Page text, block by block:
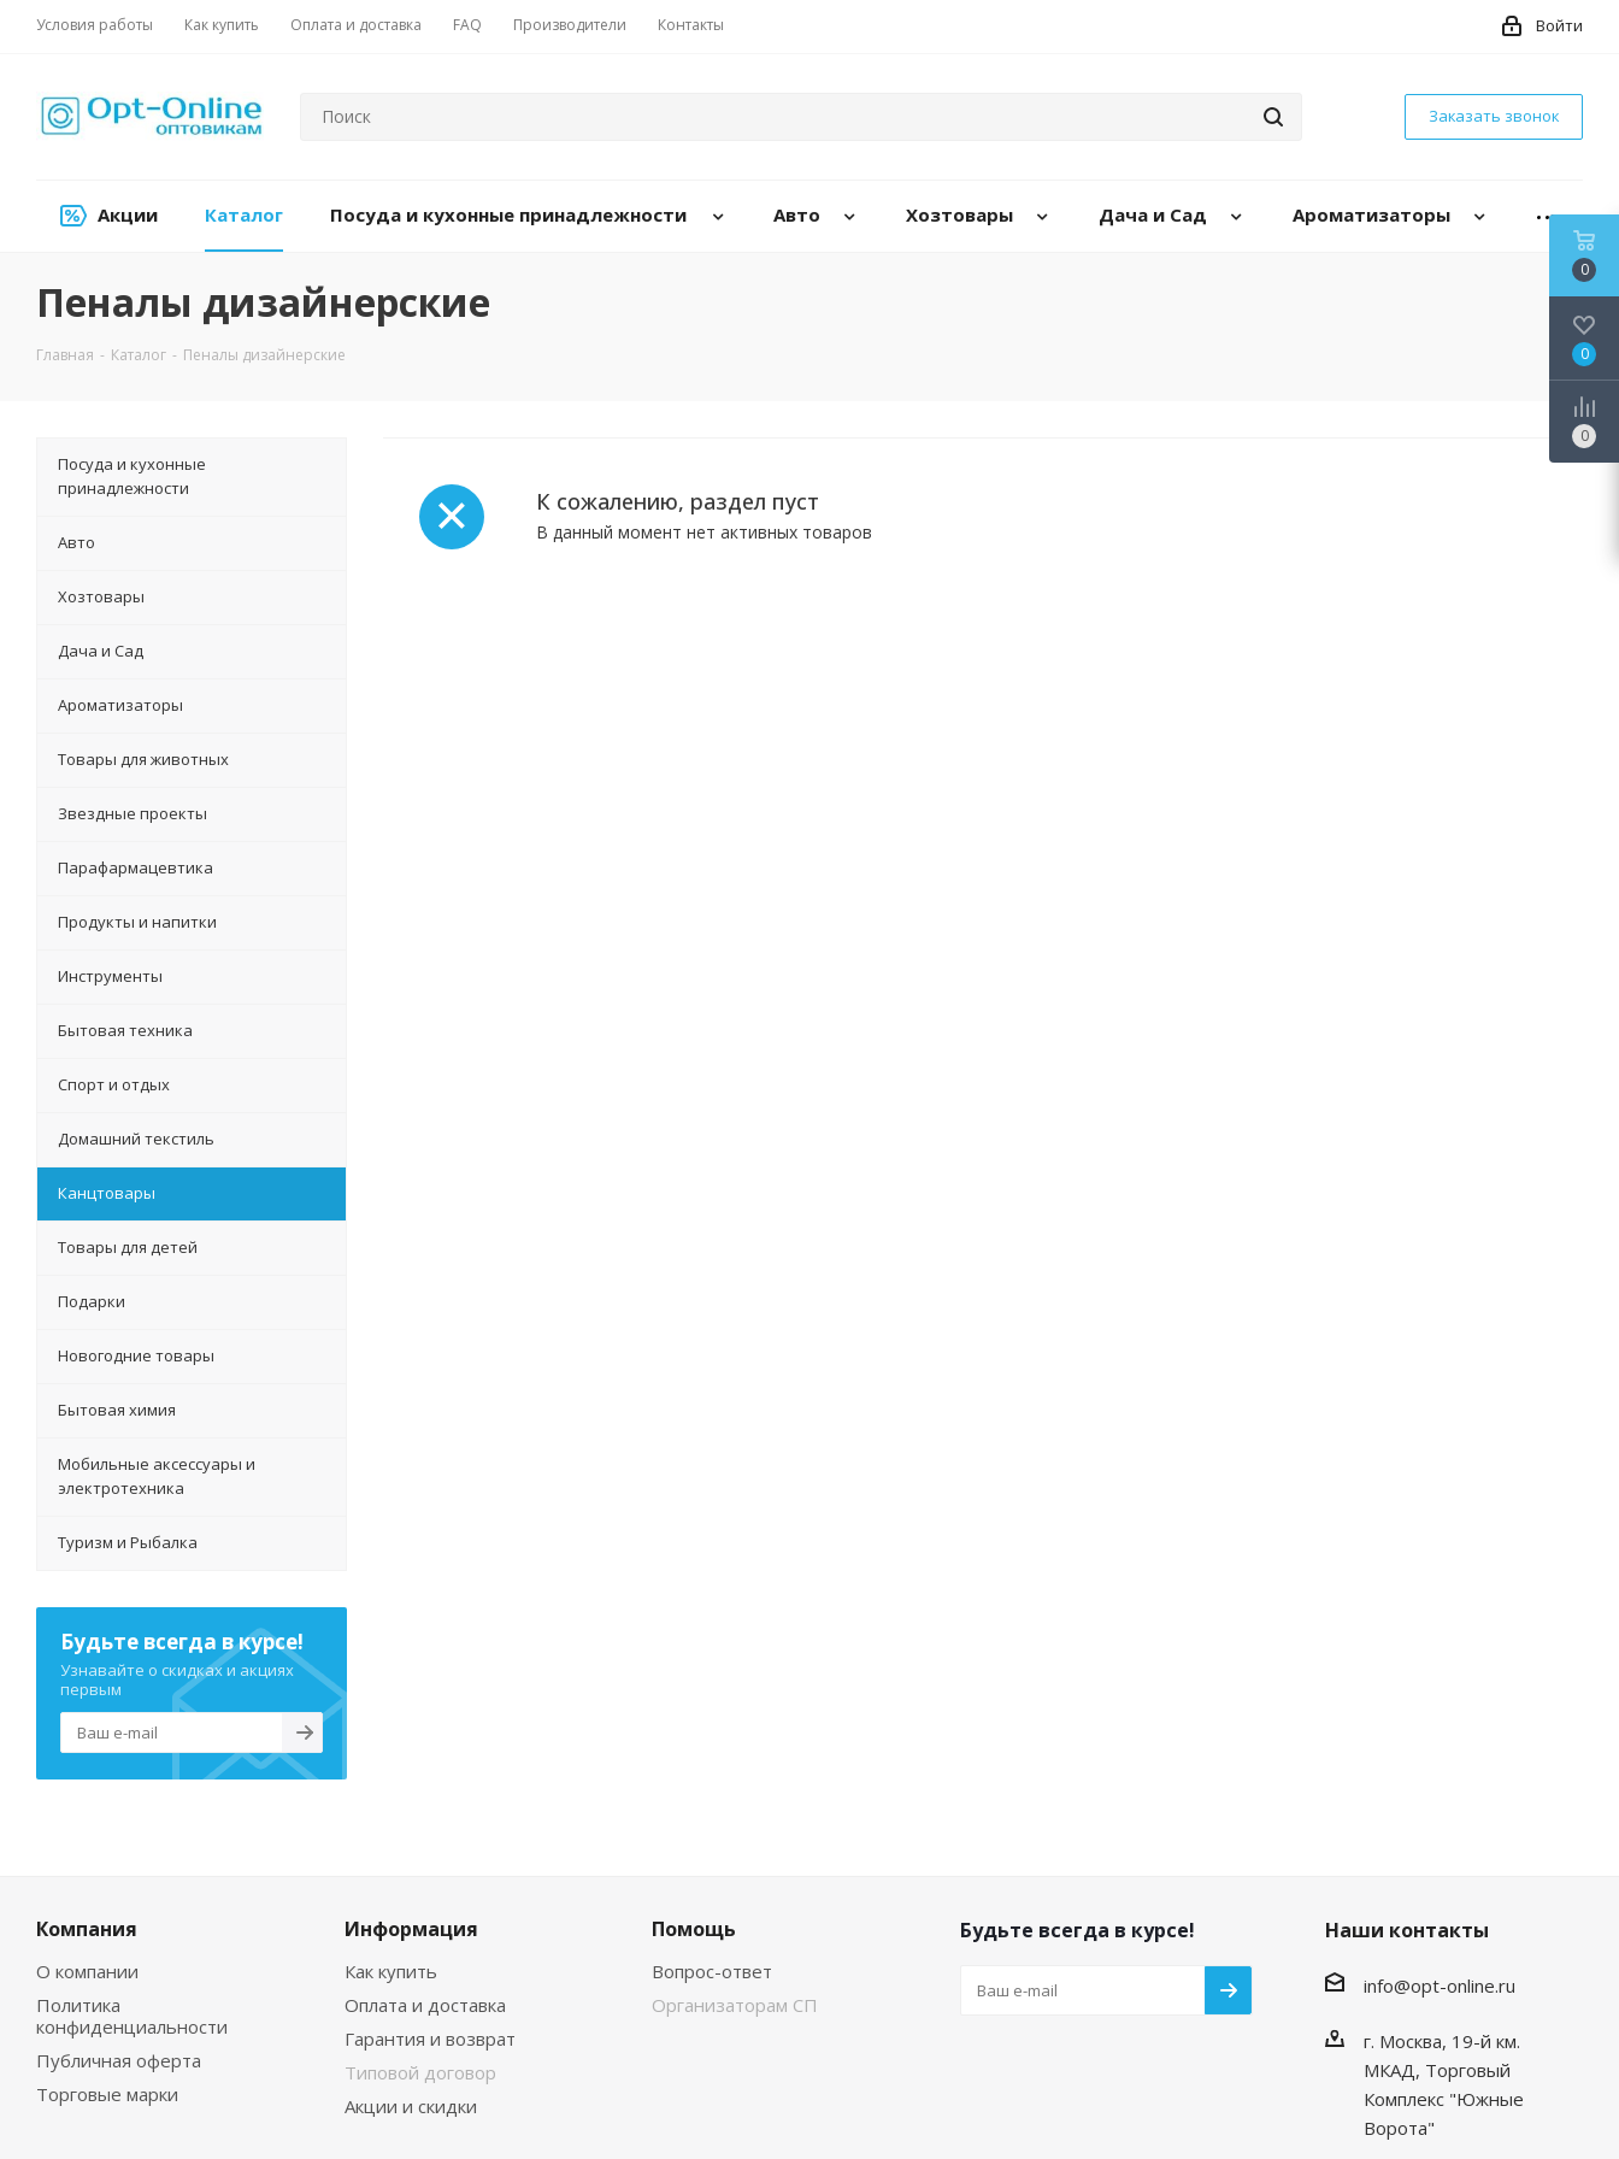
Условия работы Как купить Оплата и доставка FAQ Производители Контакты Войти
Заказать звонок
Акции Каталог Посуда и кухонные принадлежности Авто Хозтовары Дача и Сад Ароматизаторы
Пеналы дизайнерские
Главная - Каталог - Пеналы дизайнерские
К сожалению, раздел пуст
В данный момент нет активных товаров
Посуда и кухонные
принадлежности
Авто
Хозтовары
Дача и Сад
Ароматизаторы
Товары для животных
Звездные проекты
Парафармацевтика
Продукты и напитки
Инструменты
Бытовая техника
Спорт и отдых
Домашний текстиль
Канцтовары
Товары для детей
Подарки
Новогодние товары
Бытовая химия
Мобильные аксессуары и
электротехника
Туризм и Рыбалка
Будьте всегда в курсе!
Узнавайте о скидках и акциях
первым
Компания
О компании
Политика
конфиденциальности
Публичная оферта
Торговые марки
Информация
Как купить
Оплата и доставка
Гарантия и возврат
Типовой договор
Акции и скидки
Помощь
Вопрос-ответ
Организаторам СП
Будьте всегда в курсе! Наши контакты
info@opt-online.ru
г. Москва, 19-й км.
МКАД, Торговый
Комплекс "Южные
Ворота"
0
0
0